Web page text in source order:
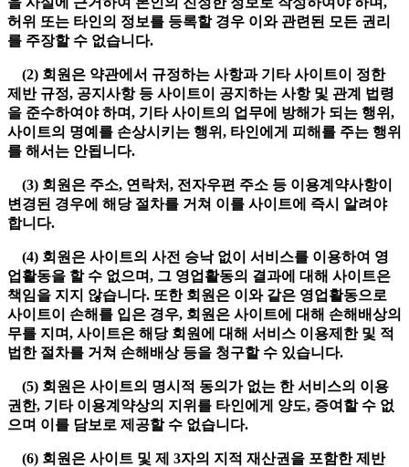
허위 또는 타인의 정보를 등록할 경우 이와 관련된 모든 권리
를 주장할 수 없습니다.
(2) 회원은 약관에서 규정하는 사항과 기타 사이트이 정한
제반 규정, 공지사항 등 사이트이 공지하는 사항 및 관계 법령
을 준수하여야 하며, 기타 사이트의 업무에 방해가 되는 행위,
사이트의 명예를 손상시키는 행위, 타인에게 피해를 주는 행위
를 해서는 안됩니다.
(3) 회원은 주소, 연락처, 전자우편 주소 등 이용계약사항이
변경된 경우에 해당 절차를 거쳐 이를 사이트에 즉시 알려야
합니다.
(4) 회원은 사이트의 사전 승낙 없이 서비스를 이용하여 영
업활동을 할 수 없으며, 그 영업활동의 결과에 대해 사이트은
책임을 지지 않습니다. 또한 회원은 이와 같은 영업활동으로
사이트이 손해를 입은 경우, 회원은 사이트에 대해 손해배상의
무를 지며, 사이트은 해당 회원에 대해 서비스 이용제한 및 적
법한 절차를 거쳐 손해배상 등을 청구할 수 있습니다.
(5) 회원은 사이트의 명시적 동의가 없는 한 서비스의 이용
권한, 기타 이용계약상의 지위를 타인에게 양도, 증여할 수 없
으며 이를 담보로 제공할 수 없습니다.
(6) 회원은 사이트 및 제 3자의 지적 재산권을 포함한 제반